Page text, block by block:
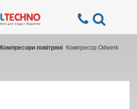
Компресори повітряні
Компресор Odwerk